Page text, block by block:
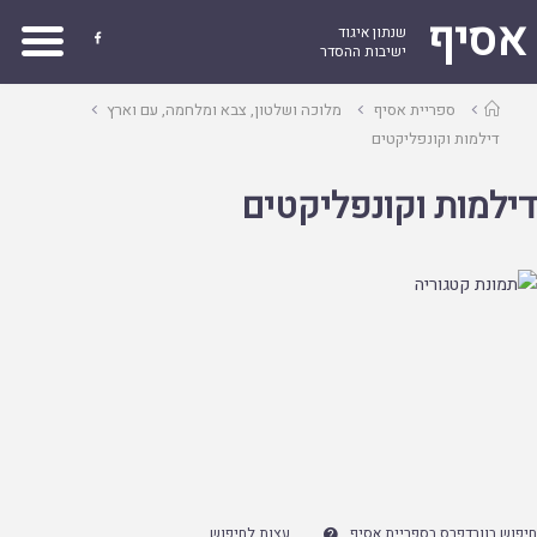
אסיף
שנתון איגוד
ישיבות ההסדר

עמוד
ראשי
ספריית אסיף
מלוכה ושלטון, צבא ומלחמה, עם וארץ
דילמות וקונפליקטים
דילמות וקונפליקטים